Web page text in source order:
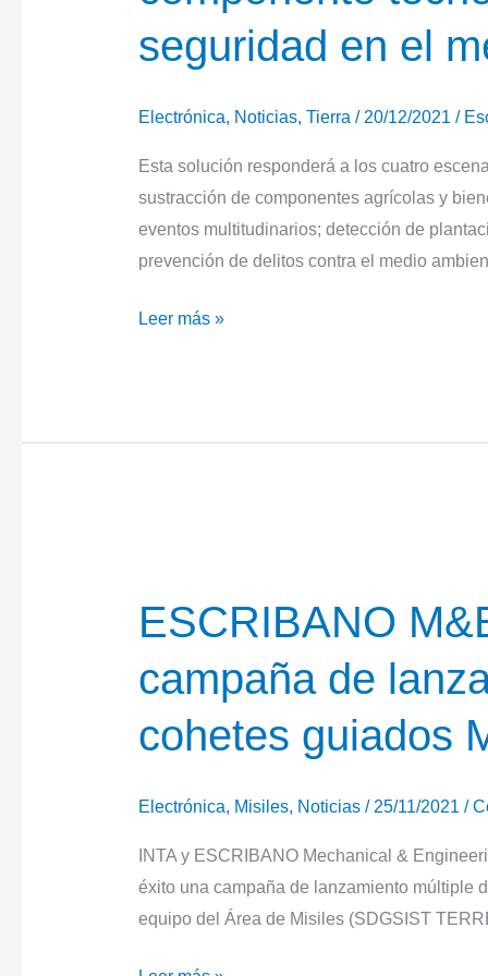
Elbit
en
torre
GUARDIAN
30
seguridad en el
Electrónica, Noticias, Tierra / 20/12/2021 /
Esta solución responderá a los cuatro
sustracción de componentes agrícolas y
eventos multitudinarios; detección de
prevención de delitos contra el medio
Escribano
desarrollará
tecnológico
para
la
seguridad
en
Leer más »
ESCRIBANO
campaña de
cohetes guiados
Electrónica, Misiles, Noticias/ 25/11/2021 /
INTA y ESCRIBANO Mechanical &
éxito una campaña de lanzamiento múltiple
equipo del Área de Misiles (SDGSIST